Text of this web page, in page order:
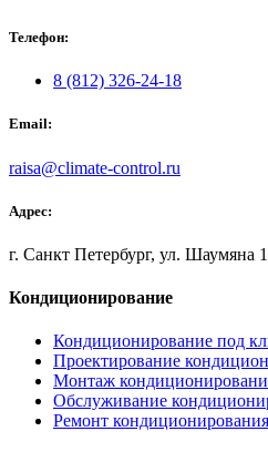
Телефон:
8 (812) 326-24-18
Email:
raisa@climate-control.ru
Адрес:
г. Санкт Петербург, ул. Шаумяна
Кондиционирование
Кондиционирование под
Проектирование
Монтаж
Обслуживание
Ремонт кондиционирования